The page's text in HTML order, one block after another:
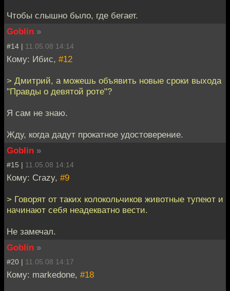
Чтобы слышно было, где бегает.
Goblin »
#14 | 11.05.08 14:14
Кому: Ибис, #12
> Дмитрий, а можешь объявить новые сроки выхода
"Правды о девятой роте"?
Я сам не знаю.
Жду, когда дадут прокатное удостоверение.
Goblin »
#15 | 11.05.08 14:14
Кому: Crazy, #9
> Говорят от таких колокольчиков животные тупеют и
начинают себя неадекватно вести.
Не замечал.
Goblin »
#20 | 11.05.08 14:17
Кому: markedone, #18